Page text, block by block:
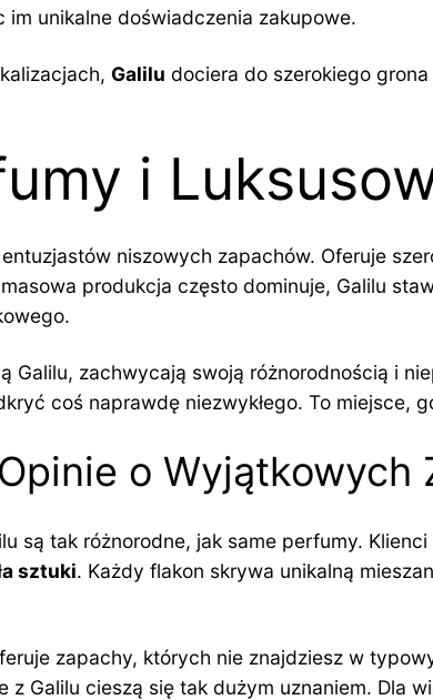
im unikalne doświadczenia zakupowe.
Galilu dociera do szerokiego
i
niszowych zapachów. Oferuje
produkcja często dominuje, Galilu
Galilu, zachwycają swoją różnorodnością i
coś naprawdę niezwykłego. To miejsce,
o Wyjątkowych
są tak różnorodne, jak same perfumy.
sztuki. Każdy flakon skrywa unikalną
zapachy, których nie znajdziesz w
z Galilu cieszą się tak dużym uznaniem. Dla